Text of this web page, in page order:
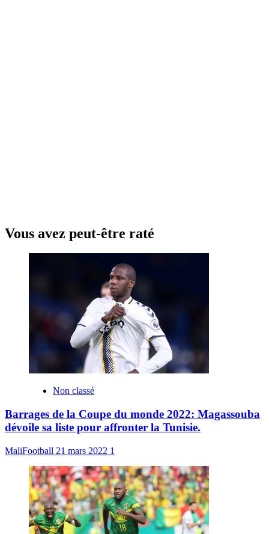
Vous avez peut-être raté
Non classé
Barrages de la Coupe du monde 2022: Magassouba
dévoile sa liste pour affronter la Tunisie.
MaliFootball 21 mars 2022 1